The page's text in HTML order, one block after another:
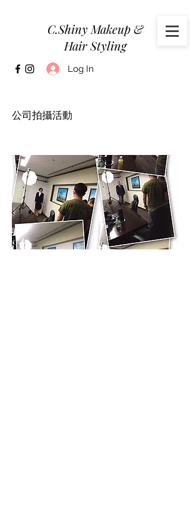
C.Shiny Makeup &
Hair Styling
Log In
公司拍攝活動